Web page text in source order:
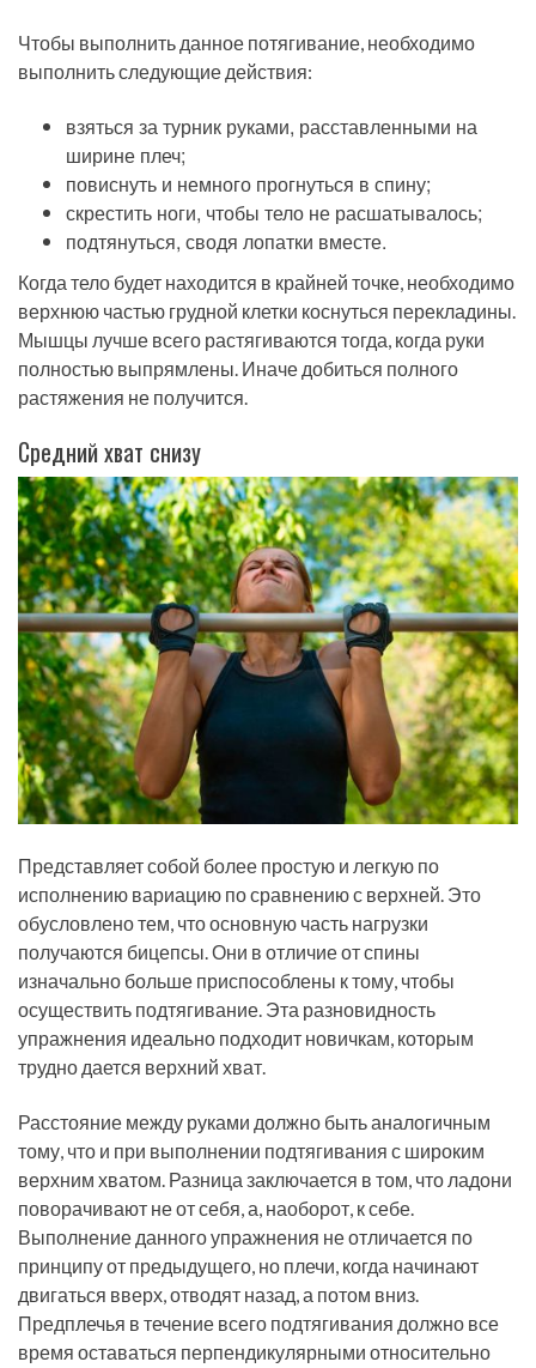
Чтобы выполнить данное потягивание, необходимо
выполнить следующие действия:
взяться за турник руками, расставленными на
ширине плеч;
повиснуть и немного прогнуться в спину;
скрестить ноги, чтобы тело не расшатывалось;
подтянуться, сводя лопатки вместе.
Когда тело будет находится в крайней точке, необходимо
верхнюю частью грудной клетки коснуться перекладины.
Мышцы лучше всего растягиваются тогда, когда руки
полностью выпрямлены. Иначе добиться полного
растяжения не получится.
Средний хват снизу
Представляет собой более простую и легкую по
исполнению вариацию по сравнению с верхней. Это
обусловлено тем, что основную часть нагрузки
получаются бицепсы. Они в отличие от спины
изначально больше приспособлены к тому, чтобы
осуществить подтягивание. Эта разновидность
упражнения идеально подходит новичкам, которым
трудно дается верхний хват.
Расстояние между руками должно быть аналогичным
тому, что и при выполнении подтягивания с широким
верхним хватом. Разница заключается в том, что ладони
поворачивают не от себя, а, наоборот, к себе.
Выполнение данного упражнения не отличается по
принципу от предыдущего, но плечи, когда начинают
двигаться вверх, отводят назад, а потом вниз.
Предплечья в течение всего подтягивания должно все
время оставаться перпендикулярными относительно